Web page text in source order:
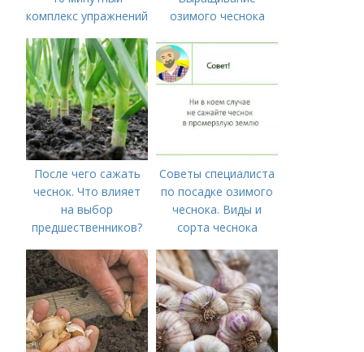
комплекс упражнений
времени на спорт
озимого чеснока
После чего сажать
чеснок. Что влияет
на выбор
предшественников?
Советы специалиста
по посадке озимого
чеснока. Виды и
сорта чеснока